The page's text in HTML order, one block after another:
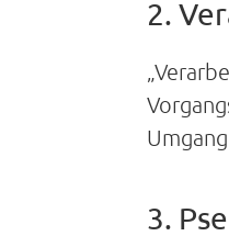
2.
3.